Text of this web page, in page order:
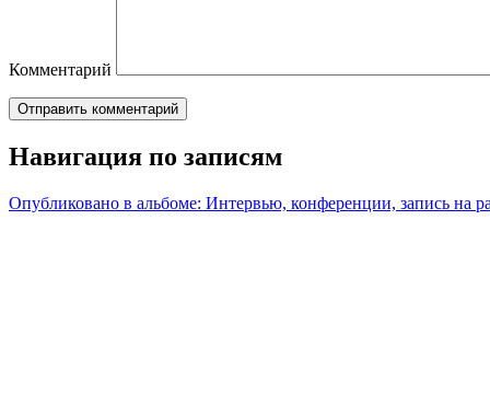
Комментарий
Навигация по записям
Опубликовано в альбоме: Интервью, конференции, запись на